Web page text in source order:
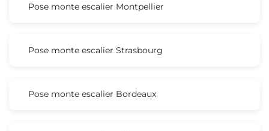
Pose monte escalier Montpellier
Pose monte escalier Strasbourg
Pose monte escalier Bordeaux